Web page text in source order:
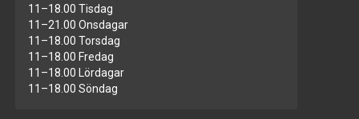
11–18.00 Tisdag
11–21.00 Onsdagar
11–18.00 Torsdag
11–18.00 Fredag
11–18.00 Lördagar
11–18.00 Söndag